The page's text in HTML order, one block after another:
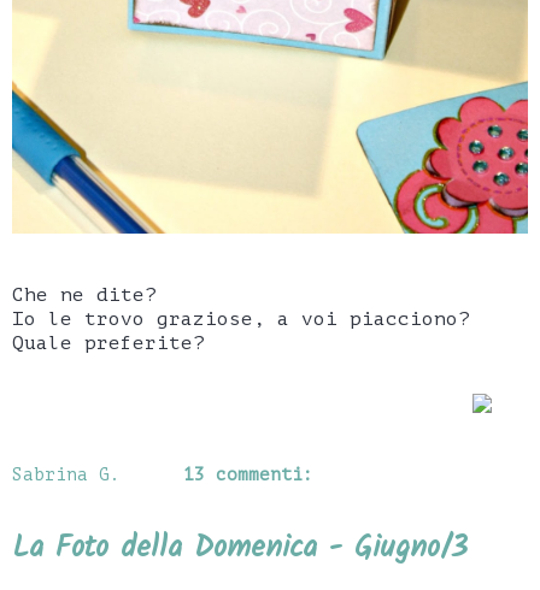
Che ne dite?
Io le trovo graziose, a voi piacciono?
Quale preferite?
Sabrina G. 13 commenti:
La Foto della Domenica - Giugno/3